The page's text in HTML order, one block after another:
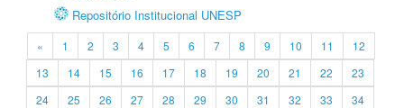
Repositório Institucional UNESP
« 1 2 3 4 5 6 7 8 9 10 11
12
13
14 15 16 17 18 19 20 21 22
23
24
25 26 27 28 29 30 31 32 33
34